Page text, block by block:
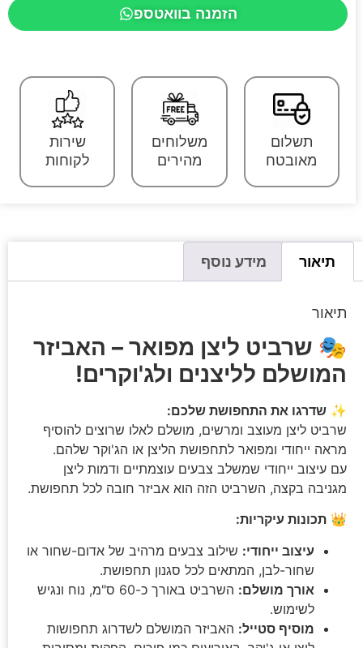
הזמנה בוואטספ
תשלום
מאובטח
משלוחים
מהירים
שירות
לקוחות
תיאור מידע נוסף
תיאור
🎭 שרביט ליצן מפואר – האביזר
המושלם לליצנים ולג'וקרים!
✨ שדרגו את התחפושת שלכם:
שרביט ליצן מעוצב ומרשים, מושלם לאלו שרוצים להוסיף
מראה ייחודי ומפואר לתחפושת הליצן או הג'וקר שלהם.
עם עיצוב ייחודי שמשלב צבעים עוצמתיים ודמות ליצן
מגניבה בקצה, השרביט הזה הוא אביזר חובה לכל תחפושת.
👑 תכונות עיקריות:
עיצוב ייחודי: שילוב צבעים מרהיב של אדום-שחור או
שחור-לבן, המתאים לכל סגנון תחפושת.
אורך מושלם:
השרביט באורך כ-60 ס"מ, נוח ונגיש
לשימוש.
מוסיף סטייל: האביזר המושלם לשדרוג תחפושות